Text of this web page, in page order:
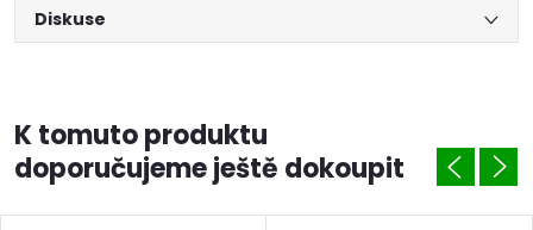
Diskuse
K tomuto produktu
doporučujeme ještě dokoupit